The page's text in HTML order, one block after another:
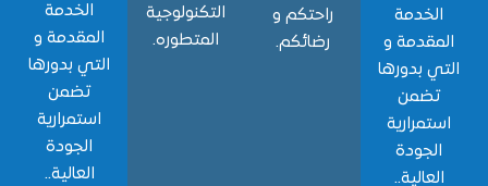
و
بدورها
راحتكم و
رضائكم.
التكنولوجية
المتطوره.
الخدمة
المقدمة و
التي بدورها
استمرارية